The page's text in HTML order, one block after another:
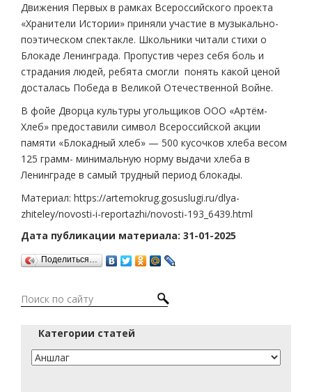
Движения Первых в рамках Всероссийского проекта
«Хранители Истории» приняли участие в музыкально-
поэтическом спектакле. Школьники читали стихи о
Блокаде Ленинграда. Пропустив через себя боль и
страдания людей, ребята смогли понять какой ценой
досталась Победа в Великой Отечественной Войне.
В фойе Дворца культуры угольщиков ООО «Артём-
Хлеб» предоставили символ Всероссийской акции
памяти «Блокадный хлеб» — 500 кусочков хлеба весом
125 грамм- минимальную норму выдачи хлеба в
Ленинграде в самый трудный период блокады.
Материал: https://artemokrug.gosuslugi.ru/dlya-
zhiteley/novosti-i-reportazhi/novosti-193_6439.html
Дата публикации материала: 31-01-2025
Поделиться…
Категории статей